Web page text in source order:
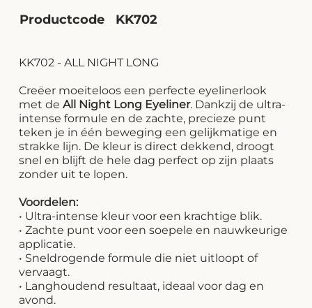
Productcode KK702
KK702 - ALL NIGHT LONG
Creëer moeiteloos een perfecte eyelinerlook
met deAll Night Long Eyeliner. Dankzij de ultra-
intense formule en de zachte, precieze punt
teken je in één beweging een gelijkmatige en
strakke lijn. De kleur is direct dekkend, droogt
snel en blijft de hele dag perfect op zijn plaats
zonder uit te lopen.
Voordelen:
• Ultra-intense kleur voor een krachtige blik.
• Zachte punt voor een soepele en nauwkeurige
applicatie.
• Sneldrogende formule die niet uitloopt of
vervaagt.
• Langhoudend resultaat, ideaal voor dag en
avond.